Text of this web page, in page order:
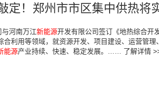
定！郑州市市区集中供热将
与河南万江新能源开发有限公司签订《地热综合开
合利用等领域，就资源开发、项目建设、运营管理
能源产业持续、快速、稳定发展。…… 了解详情